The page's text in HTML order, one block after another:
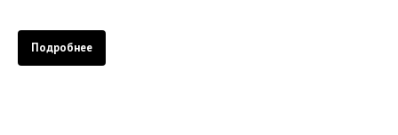
Подробнее